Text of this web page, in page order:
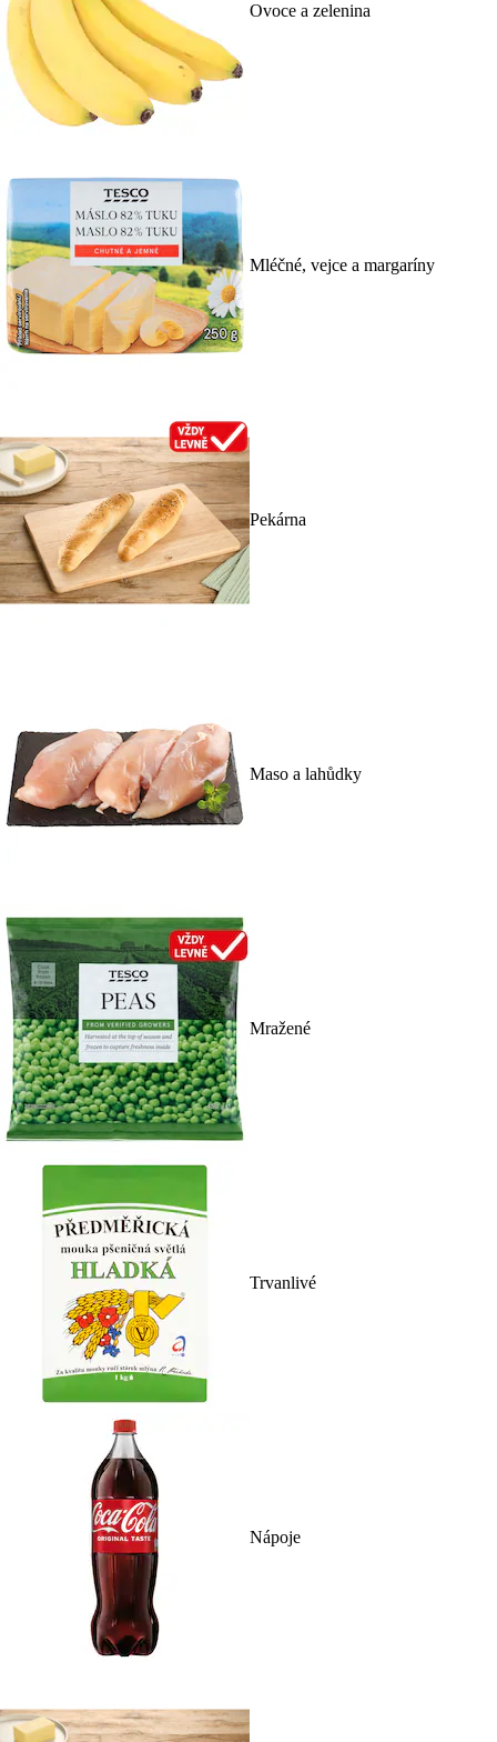
Ovoce a zelenina
Mléčné, vejce a margaríny
Pekárna
Maso a lahůdky
Mražené
Trvanlivé
Nápoje